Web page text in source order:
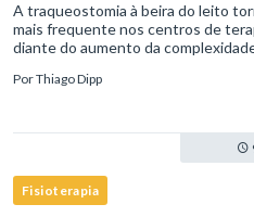
A traqueostomia à beira do leito
mais frequente nos centros de
diante do aumento da
PorThiago Dipp
Fisioterapia